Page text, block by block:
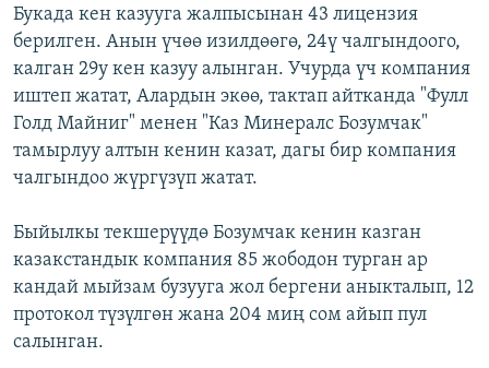
Букада кен казууга жалпысынан 43 лицензия
берилген. Анын үчөө изилдөөгө, 24ү чалгындоого,
калган 29у кен казуу алынган. Учурда үч компания
иштеп жатат, Алардын экөө, тактап айтканда "Фулл
Голд Майниг" менен "Каз Минералс Бозумчак"
тамырлуу алтын кенин казат, дагы бир компания
чалгындоо жүргүзүп жатат.
Быйылкы текшерүүдө Бозумчак кенин казган
казакстандык компания 85 жободон турган ар
кандай мыйзам бузууга жол бергени аныкталып, 12
протокол түзүлгөн жана 204 миң сом айып пул
салынган.